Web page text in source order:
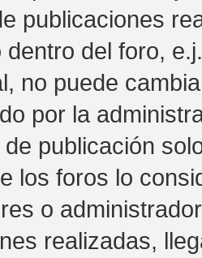
publicaciones
dentro del foro,
no puede
por la
de publicación
los foros lo
o
realizadas,